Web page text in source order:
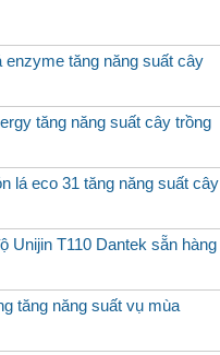
enzyme tăng năng suất cây
tăng năng suất cây trồng
lá eco 31 tăng năng suất cây
Unijin T110 Dantek sẵn
tăng năng suất vụ mùa